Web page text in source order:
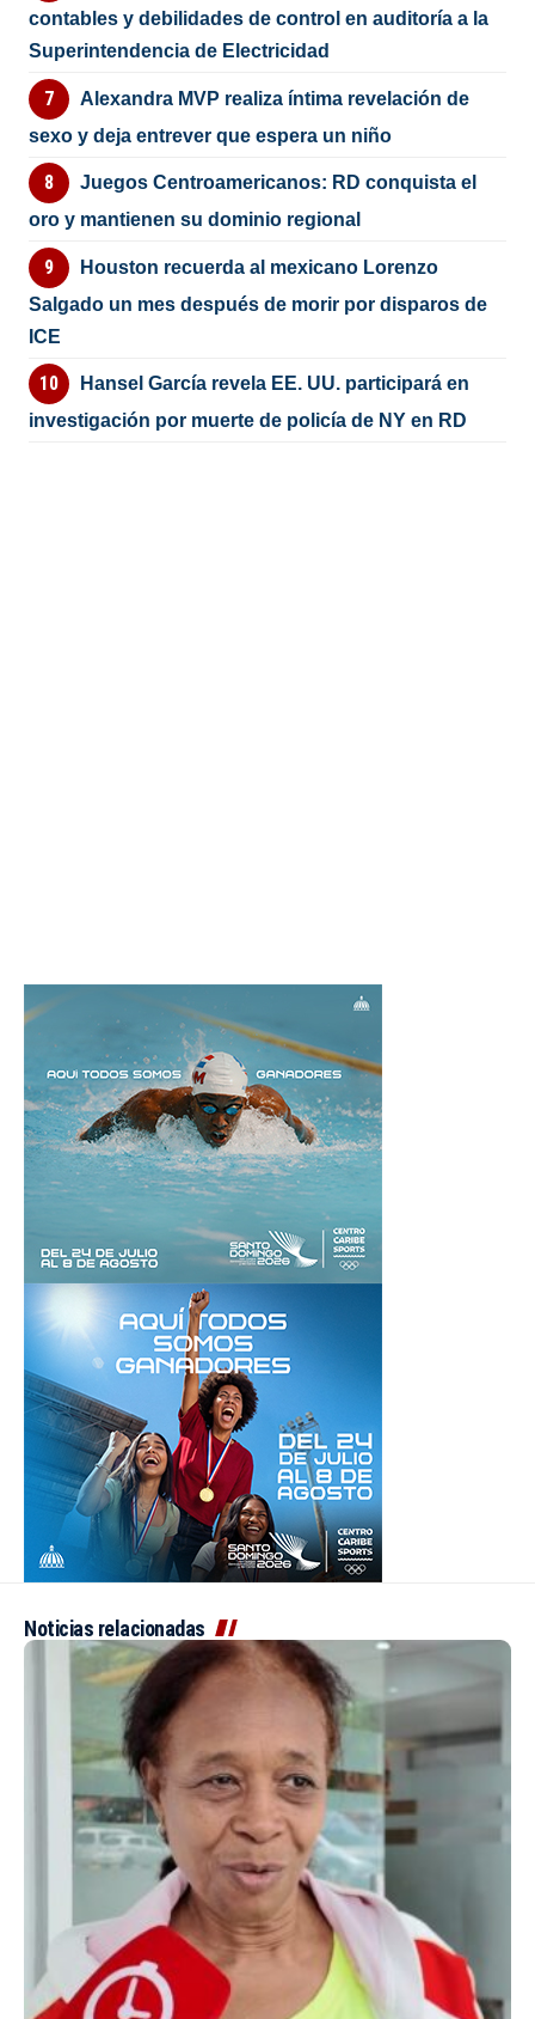
contables y debilidades de control en auditoría a la
Superintendencia de Electricidad
Alexandra MVP realiza íntima revelación de
sexo y deja entrever que espera un niño
Juegos Centroamericanos: RD conquista el
oro y mantienen su dominio regional
Houston recuerda al mexicano Lorenzo
Salgado un mes después de morir por disparos de
ICE
Hansel García revela EE. UU. participará en
investigación por muerte de policía de NY en RD
Noticias relacionadas